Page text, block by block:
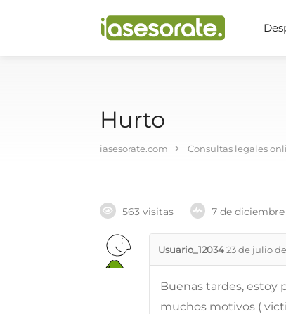
Hurto
iasesorate.com Consultas legales
563 visitas 7 de diciembre
Usuario_1203423 de julio
Buenas tardes, estoy
muchos motivos (